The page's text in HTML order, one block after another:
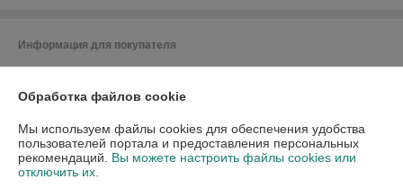
Информация для покупателя
Республика Беларусь, Минска обл., Минский р-н, Сеницкий с/c, д.70, в
Регистрационный номер ЕГР: 692237454
УНП: 692237454
Обработка файлов cookie
Мы используем файлы cookies для обеспечения удобства
пользователей портала и предоставления персональных
рекомендаций. Вы можете настроить файлы cookies или
отключить их.